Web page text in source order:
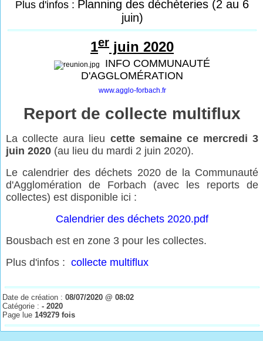
Plus d'infos : Planning des déchèteries (2 au 6
juin)
1er juin 2020
INFO COMMUNAUTÉ
D'AGGLOMÉRATION
www.agglo-forbach.fr
Report de collecte multiflux
La collecte aura lieu cette semaine ce mercredi 3
juin 2020 (au lieu du mardi 2 juin 2020).
Le calendrier des déchets 2020 de la Communauté
d'Agglomération de Forbach (avec les reports de
collectes) est disponible ici :
Calendrier des déchets 2020.pdf
Bousbach est en zone 3 pour les collectes.
Plus d'infos :collecte multiflux
Date de création :08/07/2020 @ 08:02
Catégorie :- 2020
Page lue149279 fois